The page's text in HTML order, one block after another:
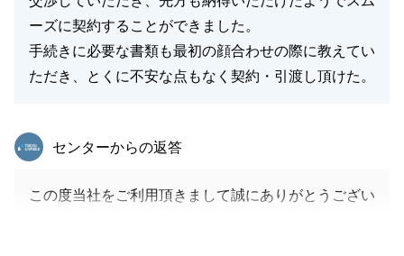
ーズに契約することができました。
手続きに必要な書類も最初の顔合わせの際に教えてい
ただき、とくに不安な点もなく契約・引渡し頂けた。
東急リバブル
センターからの返答
この度当社をご利用頂きまして誠にありがとうござい